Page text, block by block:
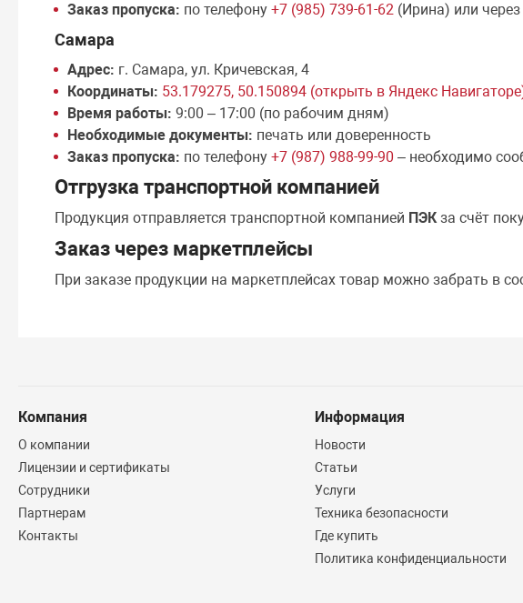
Заказ пропуска: по телефону+7 (985) 739-61-62 (Ирина) или
Самара
Адрес: г. Самара, ул. Кричевская, 4
Координаты: 53.179275, 50.150894 (открыть в Яндекс
Время работы: 9:00 – 17:00 (по рабочим дням)
Необходимые документы: печать или доверенность
Заказ пропуска: по телефону+7 (987) 988-99-90 – необходимо
Отгрузка транспортной компанией
Продукция отправляется транспортной компанией ПЭКза счёт
Заказ через маркетплейсы
При заказе продукции на маркетплейсах товар можно забрать в
Компания
О компании
Лицензии и сертификаты
Сотрудники
Партнерам
Контакты
Информация
Новости
Статьи
Услуги
Техника безопасности
Где купить
Политика конфиденциальности